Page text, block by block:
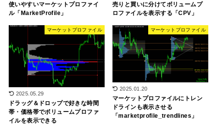
使いやすいマーケットプロファイ
ル「MarketProfile」
売りと買いに分けてボリュームプ
ロファイルを表示する「CPV」
マーケットプロファイル
2025.05.29
ドラッグ＆ドロップで好きな時間
帯・価格帯でボリュームプロファ
イルを表示できる
マーケットプロファイル
2025.01.20
マーケットプロファイルにトレン
ドラインも表示させる
「marketprofile_trendlines」